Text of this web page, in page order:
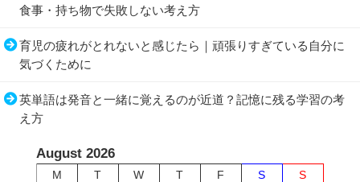
食事・持ち物で失敗しない考え方
育児の疲れがとれないと感じたら｜頑張りすぎている自分に
気づくために
英単語は発音と一緒に覚えるのが近道？記憶に残る学習の考
え方
August 2026
M T W T F S
S